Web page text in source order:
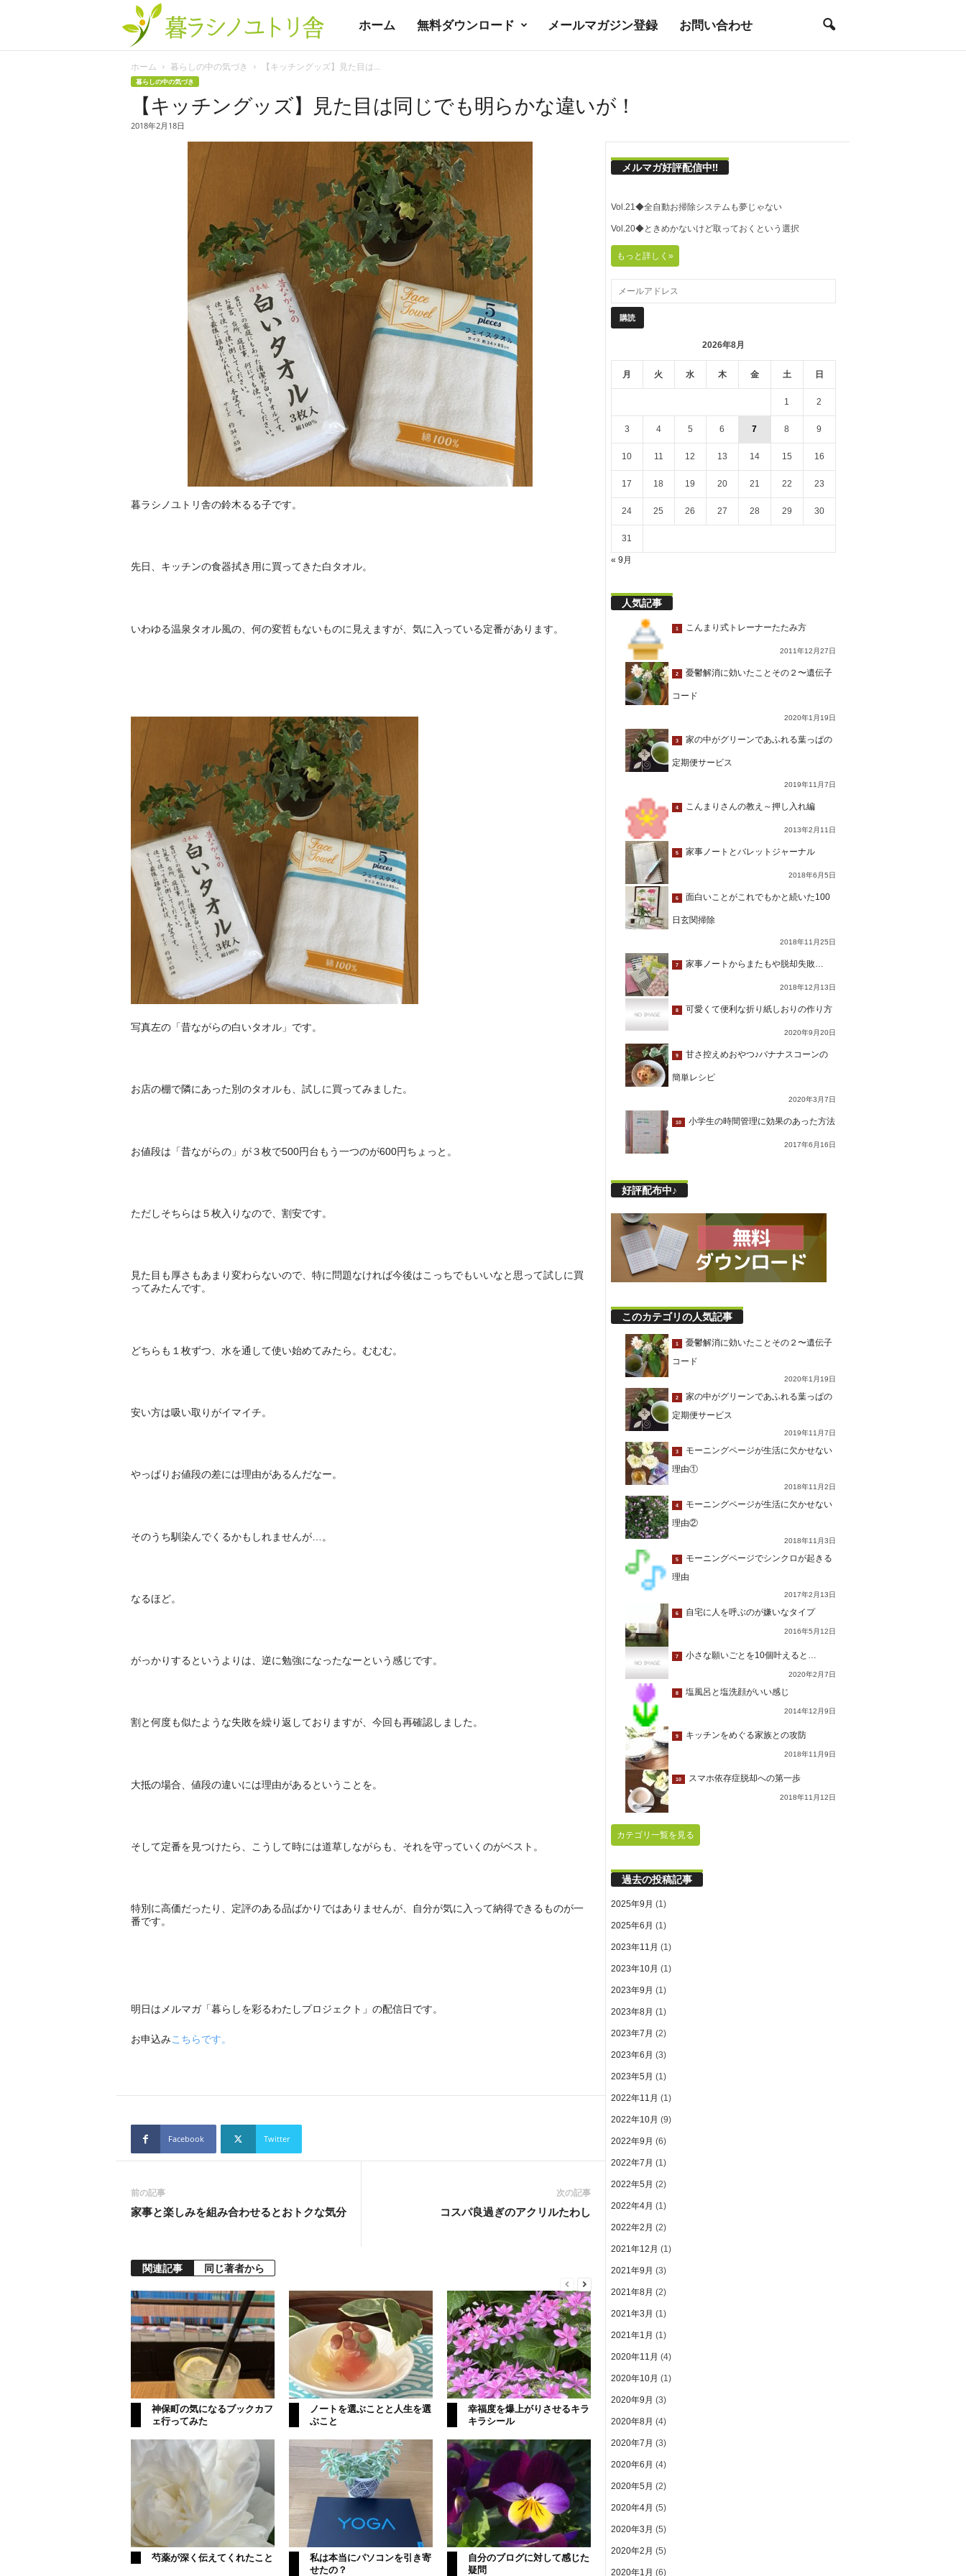
ラ
ノ
ユ
ト
ホーム 無料ダウンロード メールマガジン登録 お問い合わせ
ホーム 暮らしの中の気づき 【キッチングッズ】見た目は...
暮らしの中の気づき
【キッチングッズ】見た目は同じでも明らかな違いが！
2018年2月18日
暮ラシノユトリ舎の鈴木るる子です。
先日、キッチンの食器拭き用に買ってきた白タオル。
いわゆる温泉タオル風の、何の変哲もないものに見えますが、気に入っている定番があります。
写真左の「昔ながらの白いタオル」です。
お店の棚で隣にあった別のタオルも、試しに買ってみました。
お値段は「昔ながらの」が３枚で500円台もう一つのが600円ちょっと。
ただしそちらは５枚入りなので、割安です。
見た目も厚さもあまり変わらないので、特に問題なければ今後はこっちでもいいなと思って試しに買
ってみたんです。
どちらも１枚ずつ、水を通して使い始めてみたら。むむむ。
安い方は吸い取りがイマイチ。
やっぱりお値段の差には理由があるんだなー。
そのうち馴染んでくるかもしれませんが…。
なるほど。
がっかりするというよりは、逆に勉強になったなーという感じです。
割と何度も似たような失敗を繰り返しておりますが、今回も再確認しました。
大抵の場合、値段の違いには理由があるということを。
そして定番を見つけたら、こうして時には道草しながらも、それを守っていくのがベスト。
特別に高価だったり、定評のある品ばかりではありませんが、自分が気に入って納得できるものが一
番です。
明日はメルマガ「暮らしを彩るわたしプロジェクト」の配信日です。
お申込みこちらです。
Facebook Twitter
前の記事
家事と楽しみを組み合わせるとおトクな気分
次の記事
コスパ良過ぎのアクリルたわし
関連記事 同じ著者から
神保町の気になるブックカフ
ェ行ってみた
ノートを選ぶことと人生を選
ぶこと
幸福度を爆上がりさせるキラ
キラシール
芍薬が深く伝えてくれたこと
私は本当にパソコンを引き寄
せたの？
自分のブログに対して感じた
疑問
メルマガ好評配信中!!
Vol.21◆全自動お掃除システムも夢じゃない
Vol.20◆ときめかないけど取っておくという選択
もっと詳しく»
2026年8月
月 火 水 木 金 土 日
1 2
3 4 5 6 7 8 9
10 11 12 13 14 15 16
17 18 19 20 21 22 23
24 25 26 27 28 29 30
31
« 9月
人気記事
1 こんまり式トレーナーたたみ方
2011年12月27日
2 憂鬱解消に効いたことその２〜遺伝子
コード
2020年1月19日
3 家の中がグリーンであふれる葉っぱの
定期便サービス
2019年11月7日
4 こんまりさんの教え～押し入れ編
2013年2月11日
5 家事ノートとバレットジャーナル
2018年6月5日
6 面白いことがこれでもかと続いた100
日玄関掃除
2018年11月25日
7 家事ノートからまたもや脱却失敗…
2018年12月13日
8 可愛くて便利な折り紙しおりの作り方
2020年9月20日
9 甘さ控えめおやつ♪バナナスコーンの
簡単レシピ
2020年3月7日
10 小学生の時間管理に効果のあった方法
2017年6月16日
好評配布中♪
このカテゴリの人気記事
1
憂鬱解消に効いたことその２〜遺伝子
コード
2020年1月19日
2
家の中がグリーンであふれる葉っぱの
定期便サービス
2019年11月7日
3
モーニングページが生活に欠かせない
理由①
2018年11月2日
4
モーニングページが生活に欠かせない
理由②
2018年11月3日
5
モーニングページでシンクロが起きる
理由
2017年2月13日
6 自宅に人を呼ぶのが嫌いなタイプ
2016年5月12日
7 小さな願いごとを10個叶えると…
2020年2月7日
8 塩風呂と塩洗顔がいい感じ
2014年12月9日
9 キッチンをめぐる家族との攻防
2018年11月9日
10 スマホ依存症脱却への第一歩
2018年11月12日
カテゴリ一覧を見る
過去の投稿記事
2025年9月 (1)
2025年6月 (1)
2023年11月 (1)
2023年10月 (1)
2023年9月 (1)
2023年8月 (1)
2023年7月 (2)
2023年6月 (3)
2023年5月 (1)
2022年11月 (1)
2022年10月 (9)
2022年9月 (6)
2022年7月 (1)
2022年5月 (2)
2022年4月 (1)
2022年2月 (2)
2021年12月 (1)
2021年9月 (3)
2021年8月 (2)
2021年3月 (1)
2021年1月 (1)
2020年11月 (4)
2020年10月 (1)
2020年9月 (3)
2020年8月 (4)
2020年7月 (3)
2020年6月 (4)
2020年5月 (2)
2020年4月 (5)
2020年3月 (5)
2020年2月 (5)
2020年1月 (6)